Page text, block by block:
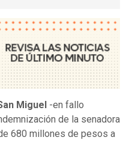
Miguel -en fallo
de la senadora
680 millones de pesos a